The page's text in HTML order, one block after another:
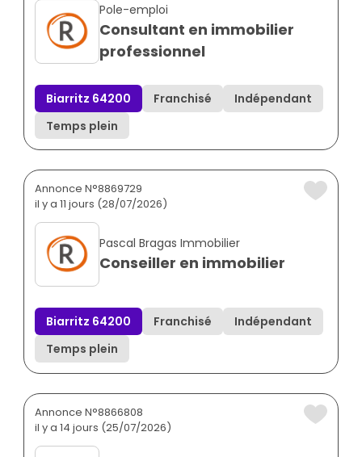
Pole-emploi
Consultant en immobilier
professionnel
Biarritz 64200 Franchisé
Indépendant
Temps plein
Annonce N°8869729
il y a 11 jours (28/07/2026)
Pascal Bragas Immobilier
Conseiller en immobilier
Biarritz 64200 Franchisé
Indépendant
Temps plein
Annonce N°8866808
il y a 14 jours (25/07/2026)